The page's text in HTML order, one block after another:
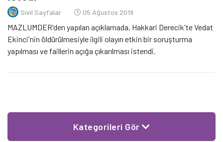
Sivil Sayfalar 05 Ağustos 2019
MAZLUMDER'den yapılan açıklamada, Hakkari Derecik'te Vedat
Ekinci'nin öldürülmesiyle ilgili olayın etkin bir soruşturma
yapılması ve faillerin açığa çıkarılması istendi.
Kategorileri Gör